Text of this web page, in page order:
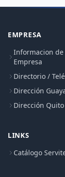
EMPRESA
Informacion de
Empresa
Directorio /
Dirección
Dirección Quito
LINKS
Catálogo